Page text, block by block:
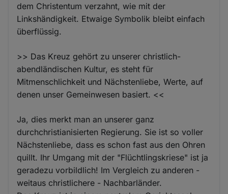
dem Christentum verzahnt, wie mit der
Linkshändigkeit. Etwaige Symbolik bleibt einfach
überflüssig.
>> Das Kreuz gehört zu unserer christlich-
abendländischen Kultur, es steht für
Mitmenschlichkeit und Nächstenliebe, Werte, auf
denen unser Gemeinwesen basiert. <<
Ja, dies merkt man an unserer ganz
durchchristianisierten Regierung. Sie ist so voller
Nächstenliebe, dass es schon fast aus den Ohren
quillt. Ihr Umgang mit der "Flüchtlingskriese" ist ja
geradezu vorbildlich! Im Vergleich zu anderen -
weitaus christlichere - Nachbarländer.